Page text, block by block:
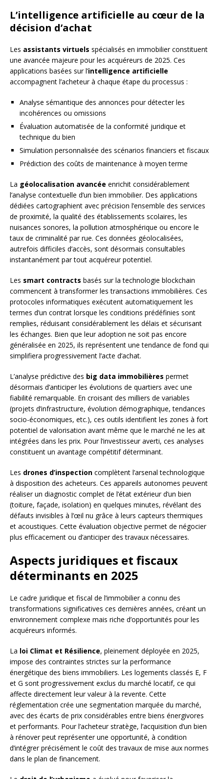
L’intelligence artificielle au cœur de la
décision d’achat
Les assistants virtuels spécialisés en immobilier constituent
une avancée majeure pour les acquéreurs de 2025. Ces
applications basées sur l’intelligence artificielle
accompagnent l’acheteur à chaque étape du processus :
Analyse sémantique des annonces pour détecter les
incohérences ou omissions
Évaluation automatisée de la conformité juridique et
technique du bien
Simulation personnalisée des scénarios financiers et fiscaux
Prédiction des coûts de maintenance à moyen terme
La géolocalisation avancée enrichit considérablement
l’analyse contextuelle d’un bien immobilier. Des applications
dédiées cartographient avec précision l’ensemble des services
de proximité, la qualité des établissements scolaires, les
nuisances sonores, la pollution atmosphérique ou encore le
taux de criminalité par rue. Ces données géolocalisées,
autrefois difficiles d’accès, sont désormais consultables
instantanément par tout acquéreur potentiel.
Les smart contracts basés sur la technologie blockchain
commencent à transformer les transactions immobilières. Ces
protocoles informatiques exécutent automatiquement les
termes d’un contrat lorsque les conditions prédéfinies sont
remplies, réduisant considérablement les délais et sécurisant
les échanges. Bien que leur adoption ne soit pas encore
généralisée en 2025, ils représentent une tendance de fond qui
simplifiera progressivement l’acte d’achat.
L’analyse prédictive des big data immobilières permet
désormais d’anticiper les évolutions de quartiers avec une
fiabilité remarquable. En croisant des milliers de variables
(projets d’infrastructure, évolution démographique, tendances
socio-économiques, etc.), ces outils identifient les zones à fort
potentiel de valorisation avant même que le marché ne les ait
intégrées dans les prix. Pour l’investisseur averti, ces analyses
constituent un avantage compétitif déterminant.
Les drones d’inspection complètent l’arsenal technologique
à disposition des acheteurs. Ces appareils autonomes peuvent
réaliser un diagnostic complet de l’état extérieur d’un bien
(toiture, façade, isolation) en quelques minutes, révélant des
défauts invisibles à l’œil nu grâce à leurs capteurs thermiques
et acoustiques. Cette évaluation objective permet de négocier
plus efficacement ou d’anticiper des travaux nécessaires.
Aspects juridiques et fiscaux
déterminants en 2025
Le cadre juridique et fiscal de l’immobilier a connu des
transformations significatives ces dernières années, créant un
environnement complexe mais riche d’opportunités pour les
acquéreurs informés.
La loi Climat et Résilience, pleinement déployée en 2025,
impose des contraintes strictes sur la performance
énergétique des biens immobiliers. Les logements classés E, F
et G sont progressivement exclus du marché locatif, ce qui
affecte directement leur valeur à la revente. Cette
réglementation crée une segmentation marquée du marché,
avec des écarts de prix considérables entre biens énergivores
et performants. Pour l’acheteur stratège, l’acquisition d’un bien
à rénover peut représenter une opportunité, à condition
d’intégrer précisément le coût des travaux de mise aux normes
dans le plan de financement.